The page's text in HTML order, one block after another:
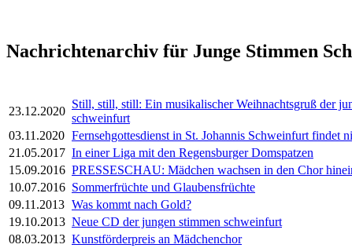
Nachrichtenarchiv für Junge Stimmen
23.12.2020
Still, still, still: Ein musikalischer Weihnachtsgruß der
schweinfurt
03.11.2020 Fernsehgottesdienst in St. Johannis Schweinfurt findet
21.05.2017 In einer Liga mit den Regensburger Domspatzen
15.09.2016 PRESSESCHAU: Mädchen wachsen in den Chor
10.07.2016 Sommerfrüchte und Glaubensfrüchte
09.11.2013 Was kommt nach Gold?
19.10.2013 Neue CD der jungen stimmen schweinfurt
08.03.2013 Kunstförderpreis an Mädchenchor